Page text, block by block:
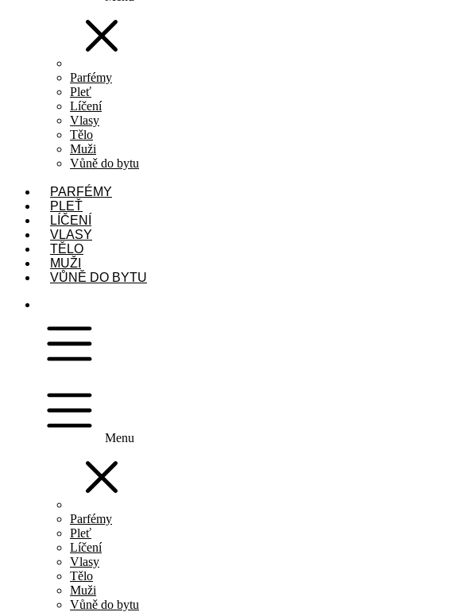
Parfémy
Pleť
Líčení
Vlasy
Tělo
Muži
Vůně do bytu
PARFÉMY
PLEŤ
LÍČENÍ
VLASY
TĚLO
MUŽI
VŮNĚ DO BYTU
Menu
Parfémy
Pleť
Líčení
Vlasy
Tělo
Muži
Vůně do bytu